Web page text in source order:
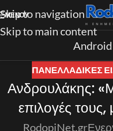
Skip to navigation
Skip to main content
ΜΕΝΟΎ
Android
ΠΑΝΕΛΛΑΔΙΚΈΣ
Ανδρουλάκης:
επιλογές
RodopiNet.gr